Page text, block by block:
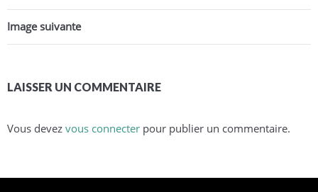
Image suivante
LAISSER UN COMMENTAIRE
Vous devez vous connecter pour publier un commentaire.